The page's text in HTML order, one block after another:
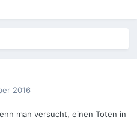
2016
man versucht, einen Toten in